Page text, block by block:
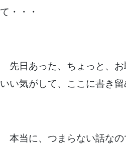
て・・・
先日あった、ちょっと、お
いい気がして、ここに書き
本当に、つまらない話なの